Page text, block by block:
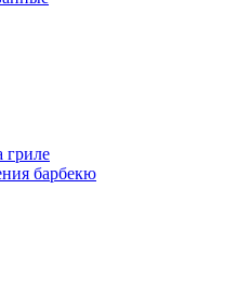
гриле
барбекю